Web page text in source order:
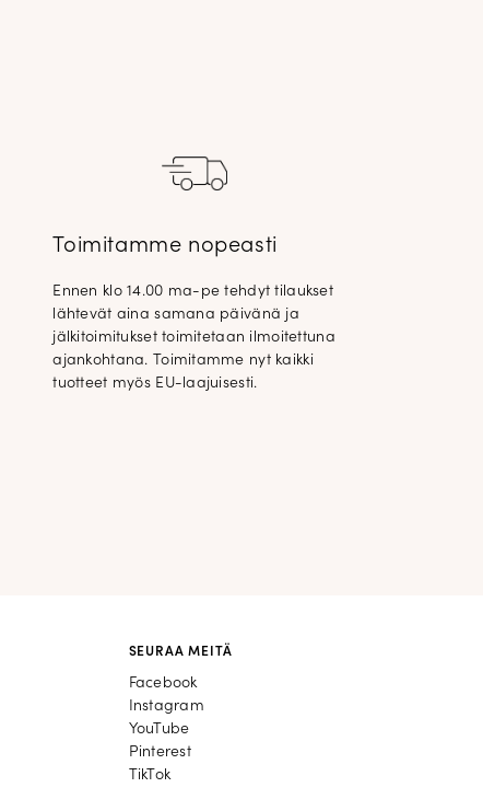
Toimitamme nopeasti
Ennen klo 14.00 ma-pe tehdyt tilaukset
lähtevät aina samana päivänä ja
jälkitoimitukset toimitetaan ilmoitettuna
ajankohtana. Toimitamme nyt kaikki
tuotteet myös EU-laajuisesti.
SEURAA MEITÄ
Facebook
Facebook
Instagram
Instagram
YouTube
YouTube
Pinterest
Pinterest
TikTok
TikTok